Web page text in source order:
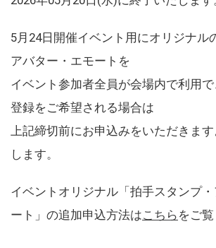
5月24日開催イベント用にオリジナル
アバター・エモートを
イベント参加者全員が会場内で利用
登録をご希望される場合は
上記締切前にお申込みをいただきま
します。
イベントオリジナル「拍手スタンプ
ート」の追加申込方法はこちら をご覧